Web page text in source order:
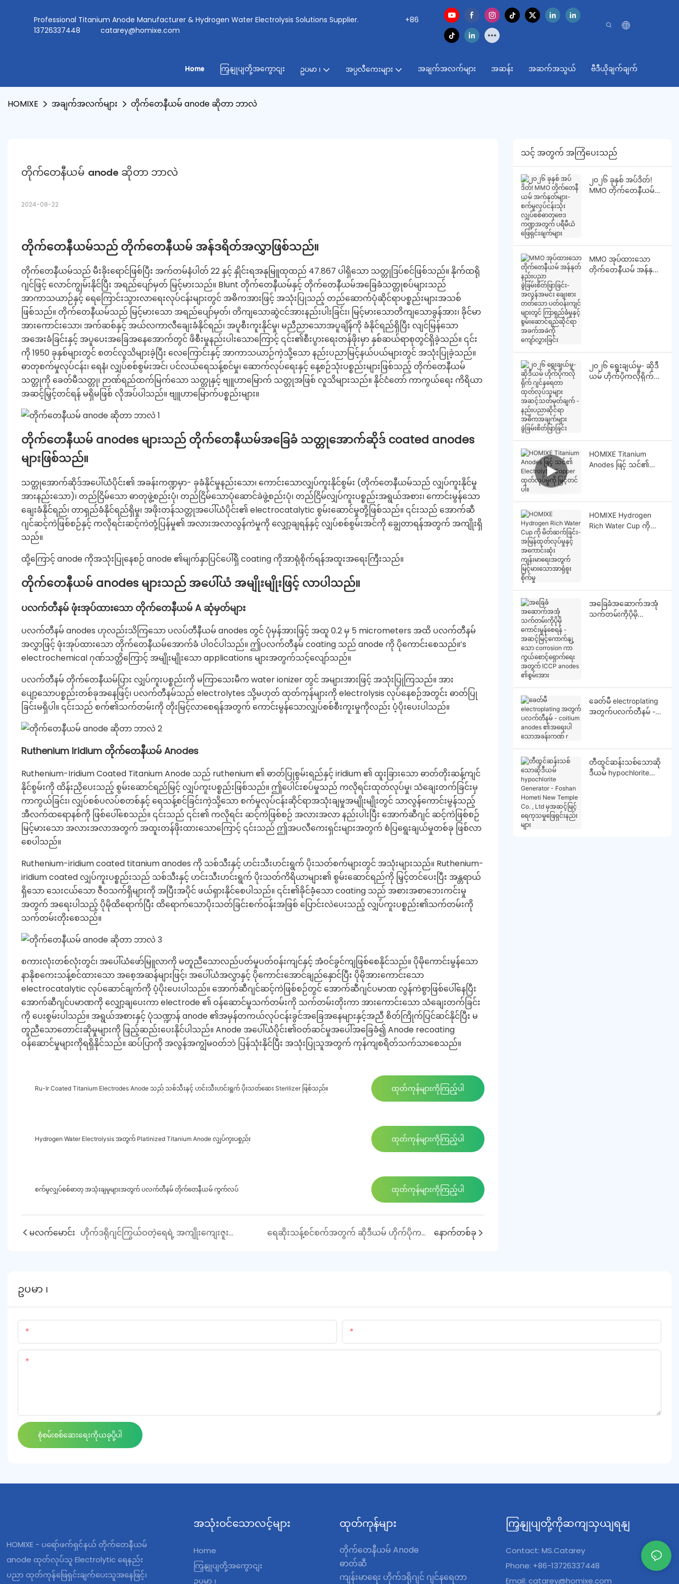
Professional Titanium Anode Manufacturer & Hydrogen Water Electrolysis Solutions Supplier.
+86
13726337448
catarey@homixe.com
Home ကြှနျုပျတို့အကွောငျး ဥပမာ ၊ အပ္ပလီကေးများ အချက်အလက်များ အဆန်း အဆက်အသွယ် ဗီဒီယိုချက်ချက်
HOMIXE အချက်အလက်များ တိုက်တေနီယမ် anode ဆိုတာ ဘာလဲ
တိုက်တေနီယမ် anode ဆိုတာ ဘာလဲ
2024-08-22
တိုက်တေနီယမ်သည် တိုက်တေနီယမ် အန်ဒရိတ်အလွှာဖြစ်သည်။
တိုက်တေနီယမ်သည် မီးခိုးရောင်ဖြစ်ပြီး အက်တမ်နံပါတ် 22 နှင့် နှိုင်းရအနုမြူထုထည် 47.867 ပါရှိသော သတ္တုဒြပ်စင်ဖြစ်သည်။ နိုက်ထရို
ဂျင်ဖြင့် လောင်ကျွမ်းနိုင်ပြီး အရည်ပျော်မှတ် မြင့်မားသည်။ Blunt တိုက်တေနီယမ်နှင့် တိုက်တေနီယမ်အခြေခံသတ္တုစပ်များသည်
အာကာသယာဉ်နှင့် ရေကြောင်းသွားလာရေးလုပ်ငန်းများတွင် အဓိကအားဖြင့် အသုံးပြုသည့် တည်ဆောက်ပုံဆိုင်ရာပစ္စည်းများအသစ်
ဖြစ်သည်။ တိုက်တေနီယမ်သည် မြင့်မားသော အရည်ပျော်မှတ်၊ တိကျသောဆွဲငင်အားနည်းပါးခြင်း၊ မြင့်မားသောတိကျသောခွန်အား၊ ခိုင်မာ
အားကောင်းသော၊ အက်ဆစ်နှင့် အယ်လကာလီချေးခံနိုင်ရည်၊ အပူစီးကူးနိုင်မှု၊ မညီညာသောအပူချိန်ကို ခံနိုင်ရည်ရှိပြီး လျင်မြန်သော
အအေးခံခြင်းနှင့် အပူပေးအခြေအနေအောက်တွင် ဖိစီးမှုနည်းပါးသောကြောင့် ၎င်း၏စီးပွားရေးတန်ဖိုးမှာ နှစ်ဆယ်ရာစုတွင်ရှိခဲ့သည်။ ၎င်း
ကို 1950 ခုနှစ်များတွင် စတင်လူသိများခဲ့ပြီး လေကြောင်းနှင့် အာကာသယာဉ်ကဲ့သို့သော နည်းပညာမြင့်နယ်ပယ်များတွင် အသုံးပြုခဲ့သည်။
ဓာတုစက်မှုလုပ်ငန်း၊ ရေနံ၊ လျှပ်စစ်စွမ်းအင်၊ ပင်လယ်ရေသန့်စင်မှု၊ ဆောက်လုပ်ရေးနှင့် နေ့စဉ်သုံးပစ္စည်းများဖြစ်သည့် တိုက်တေနီယမ်
သတ္တုကို ခေတ်မီသတ္တု၊ ဉာဏ်ရည်ထက်မြက်သော သတ္တုနှင့် ဗျူဟာမြောက် သတ္တုအဖြစ် လူသိများသည်။ နိုင်ငံတော် ကာကွယ်ရေး ကိရိယာ
အဆင့်မြှင့်တင်ရန် မရှိမဖြစ် လိုအပ်ပါသည်။ ဗျူဟာမြောက်ပစ္စည်းများ။
တိုက်တေနီယမ် anodes များသည် တိုက်တေနီယမ်အခြေခံ သတ္တုအောက်ဆိုဒ် coated anodes
များဖြစ်သည်။
သတ္တုအောက်ဆိုဒ်အပေါ်ယံပိုင်း၏ အခန်းကဏ္ဍမှာ- ခုခံနိုင်မှုနည်းသော၊ ကောင်းသောလျှပ်ကူးနိုင်စွမ်း (တိုက်တေနီယမ်သည် လျှပ်ကူးနိုင်မှု
အားနည်းသော)၊ တည်ငြိမ်သော ဓာတုဖွဲ့စည်းပုံ၊ တည်ငြိမ်သောပုံဆောင်ခဲဖွဲ့စည်းပုံ၊ တည်ငြိမ်လျှပ်ကူးပစ္စည်းအရွယ်အစား၊ ကောင်းမွန်သော
ချေးခံနိုင်ရည်၊ တာရှည်ခံနိုင်ရည်ရှိမှု၊ အဖိုးတန်သတ္တုအပေါ်ယံပိုင်း၏ electrocatalytic စွမ်းဆောင်မှုတို့ဖြစ်သည်။ ၎င်းသည် အောက်ဆီ
ဂျင်ဆင့်ကဲဖြစ်စဉ်နှင့် ကလိုရင်းဆင့်ကဲတုံ့ပြန်မှု၏ အလားအလာလွန်ကဲမှုကို လျှော့ချရန်နှင့် လျှပ်စစ်စွမ်းအင်ကို ချွေတာရန်အတွက် အကျိုးရှိ
သည်။
ထို့ကြောင့် anode ကိုအသုံးပြုနေစဉ် anode ၏မျက်နှာပြင်ပေါ်ရှိ coating ကိုအာရုံစိုက်ရန်အထူးအရေးကြီးသည်။
တိုက်တေနီယမ် anodes များသည် အပေါ်ယံ အမျိုးမျိုးဖြင့် လာပါသည်။
ပလက်တီနမ် ဖုံးအုပ်ထားသော တိုက်တေနီယမ် A ဆုံမှတ်များ
ပလက်တီနမ် anodes ဟုလည်းသိကြသော ပလပ်တီနီယမ် anodes တွင် ပုံမှန်အားဖြင့် အထူ 0.2 မှ 5 micrometers အထိ ပလက်တီနမ်
အလွှာဖြင့် ဖုံးအုပ်ထားသော တိုက်တေနီယမ်အောက်ခံ ပါဝင်ပါသည်။ ဤပလက်တီနမ် coating သည် anode ကို ပိုကောင်းစေသည်။’s
electrochemical ဂုဏ်သတ္တိကြောင့် အမျိုးမျိုးသော applications များအတွက်သင့်လျော်သည်။
ပလက်တီနမ် တိုက်တေနီယမ်ပြား လျှပ်ကူးပစ္စည်းကို မကြာသေးမီက water ionizer တွင် အများအားဖြင့် အသုံးပြုကြသည်။ အား
ပျော့သောပစ္စည်းတစ်ခုအနေဖြင့်၊ ပလက်တီနမ်သည် electrolytes သို့မဟုတ် ထုတ်ကုန်များကို electrolysis လုပ်နေစဉ်အတွင်း ဓာတ်ပြု
ခြင်းမရှိပါ။ ၎င်းသည် စက်၏သက်တမ်းကို တိုးမြင့်လာစေရန်အတွက် ကောင်းမွန်သောလျှပ်စစ်စီးကူးမှုကိုလည်း ပံ့ပိုးပေးပါသည်။
Ruthenium Iridium တိုက်တေနီယမ် Anodes
Ruthenium-Iridium Coated Titanium Anode သည် ruthenium ၏ ဓာတ်ပြုစွမ်းရည်နှင့် iridium ၏ ထူးခြားသော ဓာတ်တိုးဆန့်ကျင်
နိုင်စွမ်းကို ထိန်းညှိပေးသည့် စွမ်းဆောင်ရည်မြင့် လျှပ်ကူးပစ္စည်းဖြစ်သည်။ ဤပေါင်းစပ်မှုသည် ကလိုရင်းထုတ်လုပ်မှု၊ သံချေးတက်ခြင်းမှ
ကာကွယ်ခြင်း၊ လျှပ်စစ်ပလပ်စတစ်နှင့် ရေသန့်စင်ခြင်းကဲ့သို့သော စက်မှုလုပ်ငန်းဆိုင်ရာအသုံးချမှုအမျိုးမျိုးတွင် သာလွန်ကောင်းမွန်သည့်
အီလက်ထရောနစ်ကို ဖြစ်ပေါ်စေသည်။ ၎င်းသည် ၎င်း၏ ကလိုရင်း ဆင့်ကဲဖြစ်စဉ် အလားအလာ နည်းပါးပြီး အောက်ဆီဂျင် ဆင့်ကဲဖြစ်စဉ်
မြင့်မားသော အလားအလာအတွက် အထူးတန်ဖိုးထားသောကြောင့် ၎င်းသည် ဤအပလီကေးရှင်းများအတွက် စံပြရွေးချယ်မှုတစ်ခု ဖြစ်လာ
စေပါသည်။
Ruthenium-iridium coated titanium anodes ကို သစ်သီးနှင့် ဟင်းသီးဟင်းရွက် ပိုးသတ်စက်များတွင် အသုံးများသည်။ Ruthenium-
iridium coated လျှပ်ကူးပစ္စည်းသည် သစ်သီးနှင့် ဟင်းသီးဟင်းရွက် ပိုးသတ်ကိရိယာများ၏ စွမ်းဆောင်ရည်ကို မြှင့်တင်ပေးပြီး အန္တရာယ်
ရှိသော သေးငယ်သော ဇီဝသက်ရှိများကို အပြီးအပိုင် ဖယ်ရှားနိုင်စေပါသည်။ ၎င်း၏ခိုင်ခံ့သော coating သည် အစားအစာဘေးကင်းမှု
အတွက် အရေးပါသည့် ပိုမိုထိရောက်ပြီး ထိရောက်သောပိုးသတ်ခြင်းစက်ဝန်းအဖြစ် ပြောင်းလဲပေးသည့် လျှပ်ကူးပစ္စည်း၏သက်တမ်းကို
သက်တမ်းတိုးစေသည်။
စကားလုံးတစ်လုံးတွင်၊ အပေါ်ယံဖော်မြူလာကို မတူညီသောလည်ပတ်မှုပတ်ဝန်းကျင်နှင့် အံဝင်ခွင်ကျဖြစ်စေနိုင်သည်။ ပိုမိုကောင်းမွန်သော
နာနိုစကေးသန့်စင်ထားသော အစေ့အဆန်များဖြင့်၊ အပေါ်ယံအလွှာနှင့် ပိုကောင်းအောင်ချည်နှောင်ပြီး ပိုမိုအားကောင်းသော
electrocatalytic လုပ်ဆောင်ချက်ကို ပံ့ပိုးပေးပါသည်။ အောက်ဆီဂျင်ဆင့်ကဲဖြစ်စဉ်တွင် အောက်ဆီဂျင်ပမာဏ လွန်ကဲစွာဖြစ်ပေါ်နေပြီး
အောက်ဆီဂျင်ပမာဏကို လျှော့ချပေးကာ electrode ၏ ဝန်ဆောင်မှုသက်တမ်းကို သက်တမ်းတိုးကာ အားကောင်းသော သံချေးတက်ခြင်း
ကို ပေးစွမ်းပါသည်။ အရွယ်အစားနှင့် ပုံသဏ္ဍာန် anode ၏အမှန်တကယ်လုပ်ငန်းခွင်အခြေအနေများနှင့်အညီ စိတ်ကြိုက်ပြင်ဆင်နိုင်ပြီး မ
တူညီသောတောင်းဆိုမှုများကို ဖြည့်ဆည်းပေးနိုင်ပါသည်။ Anode အပေါ်ယံပိုင်း၏ဝတ်ဆင်မှုအပေါ်အခြေခံ၍ Anode recoating
ဝန်ဆောင်မှုများကိုရရှိနိုင်သည်။ ဆပ်ပြာကို အလွန်အကျွံမဝတ်ဘဲ ပြန်သုံးနိုင်ပြီး အသုံးပြုသူအတွက် ကုန်ကျစရိတ်သက်သာစေသည်။
Ru-Ir Coated Titanium Electrodes Anode သည် သစ်သီးနှင့် ဟင်းသီးဟင်းရွက် ပိုးသတ်ဆေး Sterilizer ဖြစ်သည်။ ထုတ်ကုန်များကိုကြည့်ပါ
Hydrogen Water Electrolysis အတွက် Platinized Titanium Anode လျှပ်ကူးပစ္စည်း ထုတ်ကုန်များကိုကြည့်ပါ
စက်မှုလျှပ်စစ်ဓာတု အသုံးချမှုများအတွက် ပလက်တီနမ် တိုက်တေနီယမ် ကွက်လပ် ထုတ်ကုန်များကိုကြည့်ပါ
မလက်မောင်း ဟိုက်ဒရိုဂျင်ကြွယ်ဝတဲ့ရေရဲ့ အကျိုးကျေးဇူးတွေက ဘာတွေလဲ။ ရေဆိုးသန့်စင်စက်အတွက် ဆိုဒီယမ် ဟိုက်ပိုကလိုရိုက်ဂျင်နရေတာကို အသုံးပြုခြင်း၏ အကျိုးကျေးဇူးများကား အဘယ်နည်း။ နောက်တစ်ခု
သင့် အတွက် အကြံပေးသည်
၂၀၂၆ ခုနှစ် အပ်ဒိတ်!
MMO တိုက်တေနီယမ်
MMO အုပ်ထားသော
တိုက်တေနီယမ် အန်နုတ်
ခြင်း
၂၀၂၆ ရွေးချယ်မှု- ဆိုဒီ
ယမ် ဟိုက်ပိုကလိုရိုက်
HOMlXE Titanium
Anodes ဖြင့် သင်၏
HOMIXE Hydrogen
Rich Water Cup ကို
အခြေခံအဆောက်အအုံ
သက်တမ်းကိုပိုမို
ခေတ်မီ electroplating
အတွက်ပလက်တီနမ် -
တီထွင်ဆန်းသစ်သောဆို
ဒီယမ် hypochlorite
ဥပမာ ၊
စုံစမ်းစစ်ဆေးရေးကိုယခုပို့ပါ
HOMIXE - ပရော်ဖက်ရှင်နယ် တိုက်တေနီယမ်
anode ထုတ်လုပ်သူ Electrolytic ရေနည်း
ပညာ ထုတ်ကုန်ဖြေရှင်းချက်ပေးသူအနေဖြင့်၊
အသုံးဝင်သောလင့်များ
Home
ကြှနျုပျတို့အကွောငျး
ဥပမာ ၊
ထုတ်ကုန်များ
တိုက်တေနီယမ် Anode
ဓာတ်ဆီ
ကျန်းမာရေး ဟိုက်ဒရိုဂျင် ဂျင်နရေတာ
ကြှနျုပျတို့ကိုဆကျသှယျရနျ
Contact: MS.Catarey
Phone: +86-13726337448
Email:catarey@homixe.com